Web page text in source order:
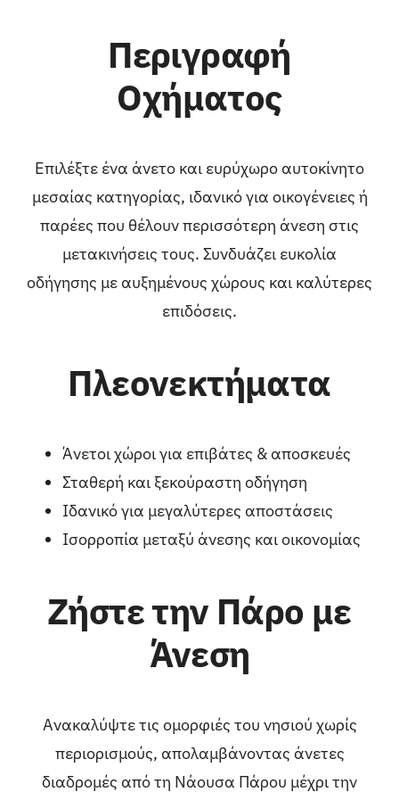
Περιγραφή
Οχήματος
Επιλέξτε ένα άνετο και ευρύχωρο αυτοκίνητο
μεσαίας κατηγορίας, ιδανικό για οικογένειες ή
παρέες που θέλουν περισσότερη άνεση στις
μετακινήσεις τους. Συνδυάζει ευκολία
οδήγησης με αυξημένους χώρους και καλύτερες
επιδόσεις.
Πλεονεκτήματα
Άνετοι χώροι για επιβάτες & αποσκευές
Σταθερή και ξεκούραστη οδήγηση
Ιδανικό για μεγαλύτερες αποστάσεις
Ισορροπία μεταξύ άνεσης και οικονομίας
Ζήστε την Πάρο με
Άνεση
Ανακαλύψτε τις ομορφιές του νησιού χωρίς
περιορισμούς, απολαμβάνοντας άνετες
διαδρομές από τη Νάουσα Πάρου μέχρι την